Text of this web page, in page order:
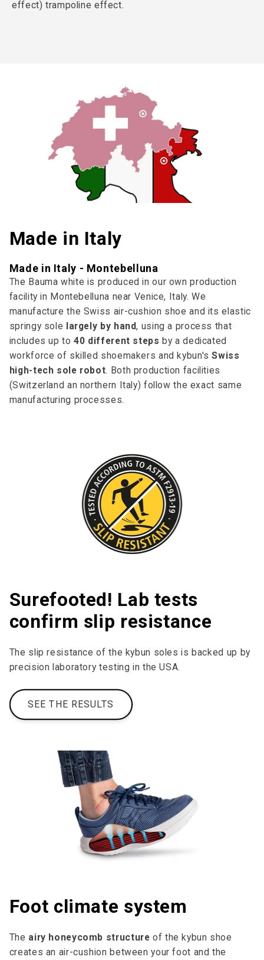
effect) trampoline effect.
Made in Italy
Made in Italy - Montebelluna
The Bauma white is produced in our own production
facility in Montebelluna near Venice, Italy. We
manufacture the Swiss air-cushion shoe and its elastic
springy sole largely by hand, using a process that
includes up to40 different steps by a dedicated
workforce of skilled shoemakers and kybun'sSwiss
high-tech sole robot. Both production facilities
(Switzerland an northern Italy) follow the exact same
manufacturing processes.
Surefooted! Lab tests
confirm slip resistance
The slip resistance of the kybun soles is backed up by
precision laboratory testing in the USA.
SEE THE RESULTS
Foot climate system
The airy honeycomb structure of the kybun shoe
creates an air-cushion between your foot and the